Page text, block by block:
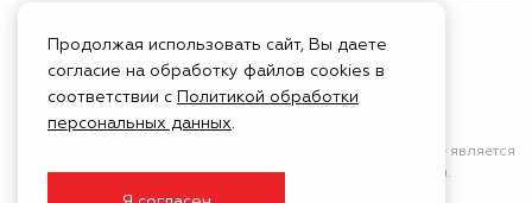
Сертифицированный
и не является
публичной афертой (положения Статьи 437 ГК РФ).
Продолжая использовать сайт, Вы даете
согласие на обработку файлов cookies в
соответствии с
Политикой обработки
персональных данных.